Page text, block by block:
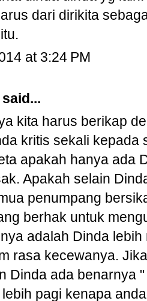
dari dirikita
at 3:24 PM
said...
kita harus berikap
kritis sekali
apakah hanya ada
Apakah selain
penumpang
berhak untuk
adalah Dinda
rasa kecewanya.
Dinda ada benarnya
pagi kenapa